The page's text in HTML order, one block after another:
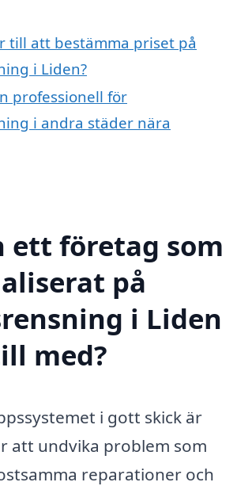
till att bestämma priset på
i Liden?
professionell för
i andra städer nära
ett företag som
på
i Liden
med?
i gott skick är
att undvika problem som
reparationer och